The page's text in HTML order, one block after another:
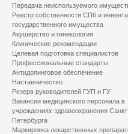
Передача неиспользуемого
Реестр собственности СПб и
государственного имущества
Акушерство и гинекология
Клинические рекомендации
Целевая подготовка специалистов
Профессиональные стандарты
Антидопинговое обеспечение
Наставничество
Резерв руководителей ГУП и ГУ
Вакансии медицинского персонала в
учреждениях здравоохранения
Петербурга
Маркировка лекарственных